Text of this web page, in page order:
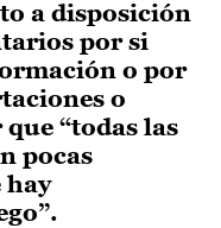
a disposición
por si
o por
o
“todas las
pocas
hay